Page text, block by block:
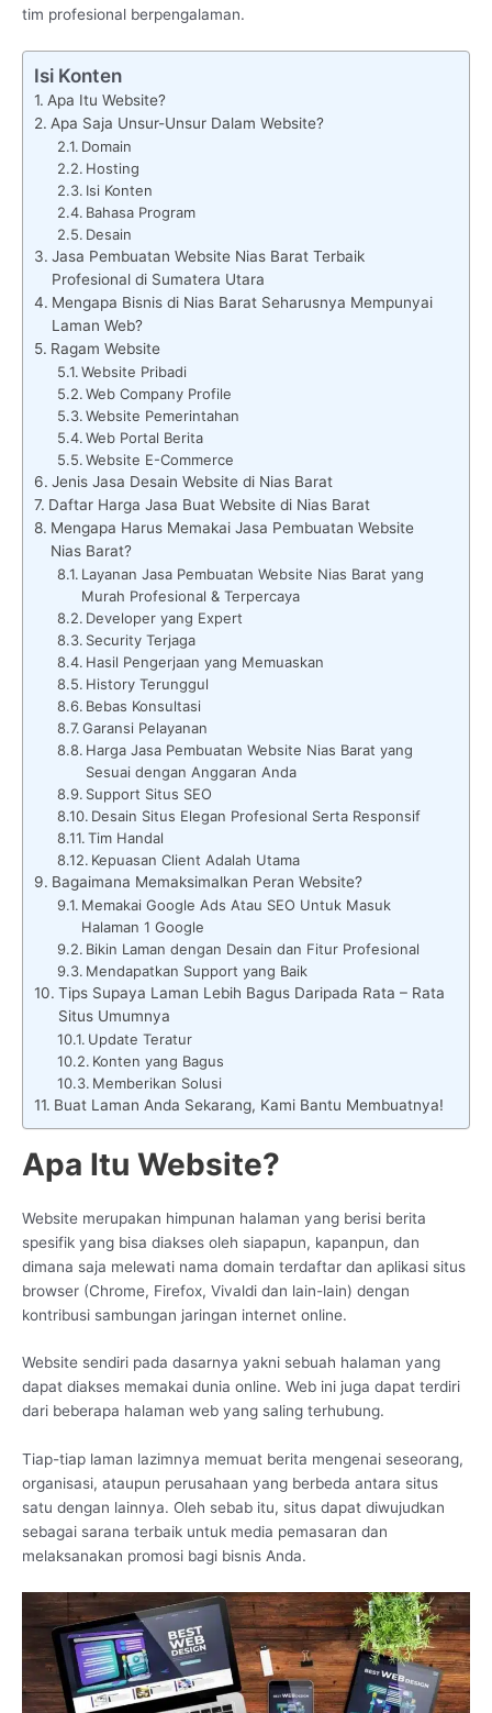
tim profesional berpengalaman.
Isi Konten
Apa Itu Website?
Apa Saja Unsur-Unsur Dalam Website?
Domain
Hosting
Isi Konten
Bahasa Program
Desain
Jasa Pembuatan Website Nias Barat Terbaik
Profesional di Sumatera Utara
Mengapa Bisnis di Nias Barat Seharusnya Mempunyai
Laman Web?
Ragam Website
Website Pribadi
Web Company Profile
Website Pemerintahan
Web Portal Berita
Website E-Commerce
Jenis Jasa Desain Website di Nias Barat
Daftar Harga Jasa Buat Website di Nias Barat
Mengapa Harus Memakai Jasa Pembuatan Website
Nias Barat?
Layanan Jasa Pembuatan Website Nias Barat yang
Murah Profesional & Terpercaya
Developer yang Expert
Security Terjaga
Hasil Pengerjaan yang Memuaskan
History Terunggul
Bebas Konsultasi
Garansi Pelayanan
Harga Jasa Pembuatan Website Nias Barat yang
Sesuai dengan Anggaran Anda
Support Situs SEO
Desain Situs Elegan Profesional Serta Responsif
Tim Handal
Kepuasan Client Adalah Utama
Bagaimana Memaksimalkan Peran Website?
Memakai Google Ads Atau SEO Untuk Masuk
Halaman 1 Google
Bikin Laman dengan Desain dan Fitur Profesional
Mendapatkan Support yang Baik
Tips Supaya Laman Lebih Bagus Daripada Rata – Rata
Situs Umumnya
Update Teratur
Konten yang Bagus
Memberikan Solusi
Buat Laman Anda Sekarang, Kami Bantu Membuatnya!
Apa Itu Website?
Website merupakan himpunan halaman yang berisi berita
spesifik yang bisa diakses oleh siapapun, kapanpun, dan
dimana saja melewati nama domain terdaftar dan aplikasi situs
browser (Chrome, Firefox, Vivaldi dan lain-lain) dengan
kontribusi sambungan jaringan internet online.
Website sendiri pada dasarnya yakni sebuah halaman yang
dapat diakses memakai dunia online. Web ini juga dapat terdiri
dari beberapa halaman web yang saling terhubung.
Tiap-tiap laman lazimnya memuat berita mengenai seseorang,
organisasi, ataupun perusahaan yang berbeda antara situs
satu dengan lainnya. Oleh sebab itu, situs dapat diwujudkan
sebagai sarana terbaik untuk media pemasaran dan
melaksanakan promosi bagi bisnis Anda.